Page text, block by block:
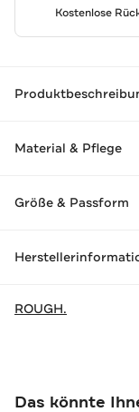
Kostenlose
Material & Pflege
Größe & Passform
ROUGH.
Das könnte